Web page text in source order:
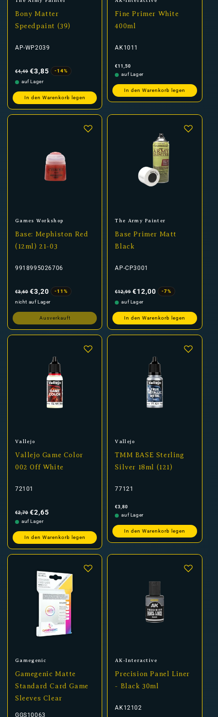
Bony Matter
Speedpaint (39)
AP-WP2039
Preis
€4,49 €3,85
-14%
auf Lager
In den Warenkorb legen
Fine Primer White
400ml
AK1011
Normaler
Preis
€11,50
auf Lager
In den Warenkorb legen
Anbieter:
Games Workshop
Base: Mephiston Red
(12ml) 21-03
9918995026706
Preis
€3,60 €3,20
-11%
nicht auf Lager
Ausverkauft
Anbieter:
The Army Painter
Base Primer Matt
Black
AP-CP3001
Preis
€12,99 €12,00
-7%
auf Lager
In den Warenkorb legen
Anbieter:
Vallejo
Vallejo Game Color
002 Off White
72101
Preis
€2,70 €2,65
auf Lager
In den Warenkorb legen
Anbieter:
Vallejo
TMM BASE Sterling
Silver 18ml (121)
77121
Normaler
Preis
€3,80
auf Lager
In den Warenkorb legen
Anbieter:
Gamegenic
Gamegenic Matte
Standard Card Game
Sleeves Clear
GGS10063
Anbieter:
AK-Interactive
Precision Panel Liner
- Black 30ml
AK12102